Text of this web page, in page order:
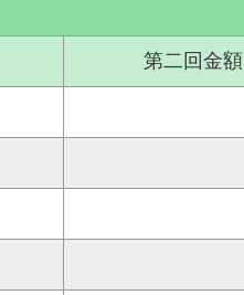
第二回金額